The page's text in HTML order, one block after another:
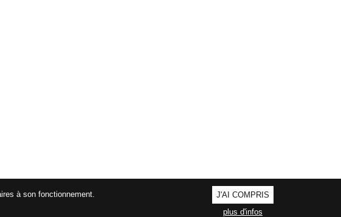
à son fonctionnement.
J'AI COMPRIS
plus d'infos